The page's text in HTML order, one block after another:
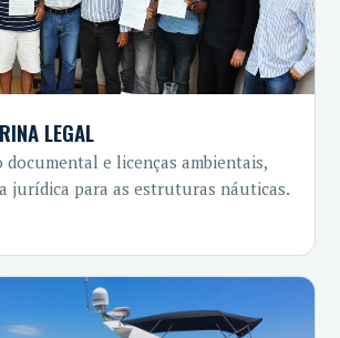
LEGAL
documental e licenças ambientais,
jurídica para as estruturas náuticas.